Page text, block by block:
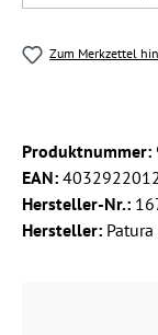
Zum Merkzettel
Produktnummer:
EAN:
Hersteller-Nr.:
Hersteller: